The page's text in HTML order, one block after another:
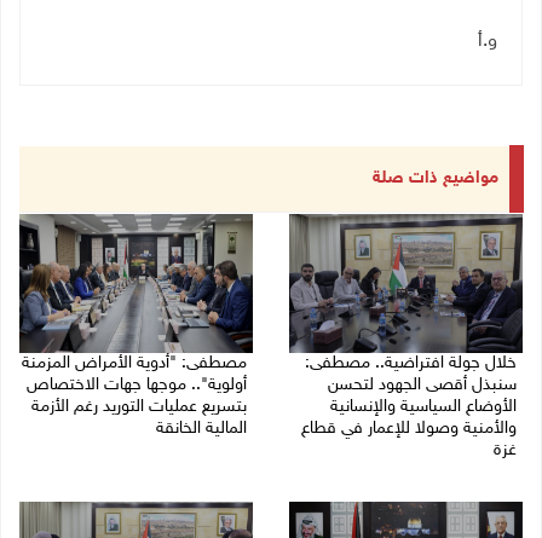
و.أ
مواضيع ذات صلة
خلال جولة افتراضية.. مصطفى:
سنبذل أقصى الجهود لتحسن
الأوضاع السياسية والإنسانية
والأمنية وصولا للإعمار في قطاع
غزة
مصطفى: "أدوية الأمراض المزمنة
أولوية".. موجها جهات الاختصاص
بتسريع عمليات التوريد رغم الأزمة
المالية الخانقة